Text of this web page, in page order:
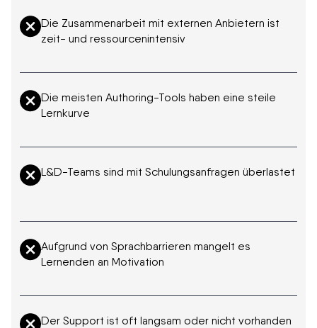
Die Zusammenarbeit mit externen Anbietern ist
zeit- und ressourcenintensiv
Die meisten Authoring-Tools haben eine steile
Lernkurve
L&D-Teams sind mit Schulungsanfragen überlastet
Aufgrund von Sprachbarrieren mangelt es
Lernenden an Motivation
Der Support ist oft langsam oder nicht vorhanden